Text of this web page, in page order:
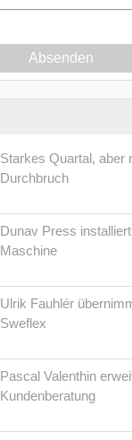
Absenden
Starkes Quartal, aber
Durchbruch
Dunav Press
Maschine
Ulrik Fauhlér
Sweflex
Pascal Valenthin
Kundenberatung